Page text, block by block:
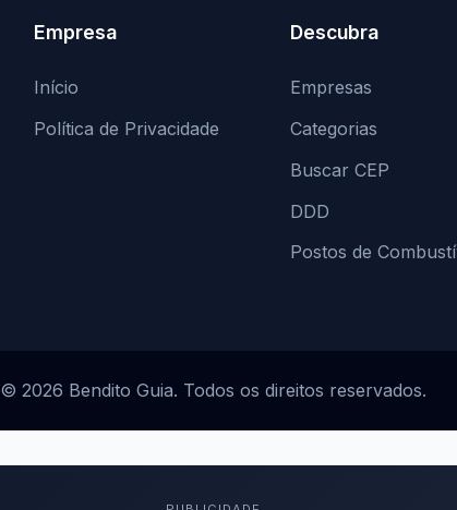
Empresa
Início
Política de Privacidade
Descubra
Empresas
Categorias
Buscar CEP
DDD
Postos de
© 2026 Bendito Guia. Todos os direitos reservados.